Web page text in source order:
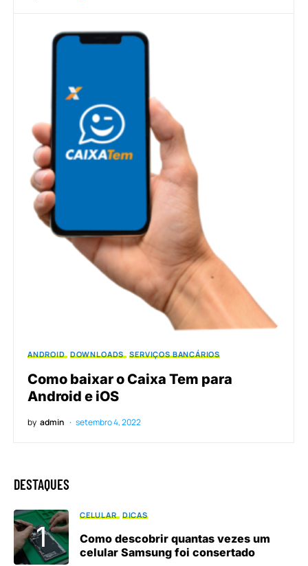
ANDROID DOWNLOADS SERVIÇOS BANCÁRIOS
Como baixar o Caixa Tem para
Android e iOS
by admin setembro 4, 2022
DESTAQUES
CELULAR DICAS
Como descobrir quantas vezes um
celular Samsung foi consertado